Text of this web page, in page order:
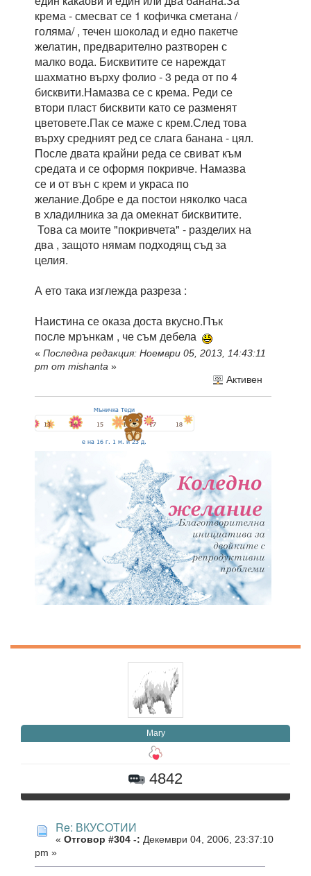
крема - смесват се 1 кофичка сметана /
голяма/ , течен шоколад и едно пакетче
желатин, предварително разтворен с
малко вода. Бисквитите се нареждат
шахматно върху фолио - 3 реда от по 4
бисквити.Намазва се с крема. Реди се
втори пласт бисквити като се разменят
цветовете.Пак се маже с крем.След това
върху средният ред се слага банана - цял.
После двата крайни реда се свиват към
средата и се оформя покривче. Намазва
се и от вън с крем и украса по
желание.Добре е да постои няколко часа
в хладилника за да омекнат бисквитите.
Това са моите "покривчета" - разделих на
два , защото нямам подходящ съд за
целия.
А ето така изглежда разреза :
Наистина се оказа доста вкусно.Пък
после мрънкам , че съм дебела
« Последна редакция: Ноември 05, 2013, 14:43:11
pm от mishanta »
Активен
Mary
4842
Re: ВКУСОТИИ
« Отговор #304 -: Декември 04, 2006, 23:37:10
pm »